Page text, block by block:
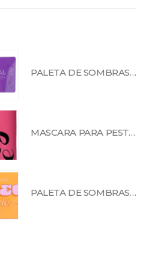
PALETA DE SOMBRAS ASTRAL ESSENCE RUBY ROSE-HB-F2601
MASCARA PARA PESTAÑA PEEL OFF RUBY ROSE - HB 990
PALETA DE SOMBRAS RODEO SPARKLE RUBY ROSE- HB-F2601